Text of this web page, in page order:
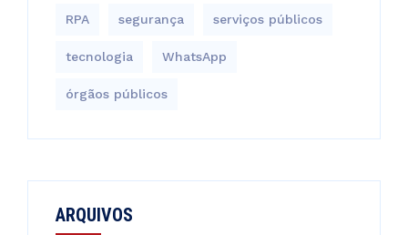
RPA segurança serviços públicos
tecnologia WhatsApp
órgãos públicos
ARQUIVOS